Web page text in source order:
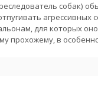
собак)
агрессивных
для которых
прохожему, в